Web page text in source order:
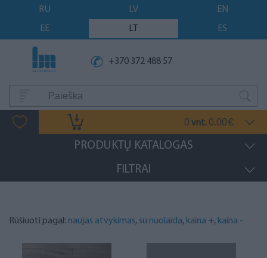
RU LV
EN
EE
LT ES
+370 372 488 57
0 vnt. 0.00€
PRODUKTŲ KATALOGAS
FILTRAI
Rūšiuoti pagal: naujas atvykimas, su nuolaida, kaina +, kaina -